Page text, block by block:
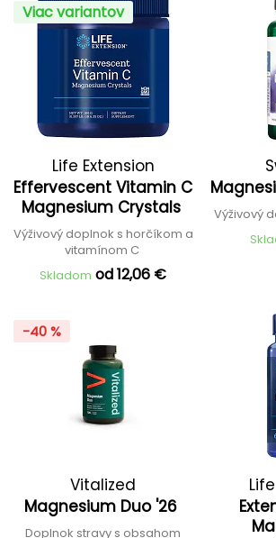
Viac variantov
Life Extension
Effervescent Vitamin C
Magnesium Crystals
Výživový doplnok s horčíkom a
vitamínom C
Skladom od 12,06 €
Výživový
-40 %
Vitalized
Magnesium Duo '26
Doplnok stravy s obsahom